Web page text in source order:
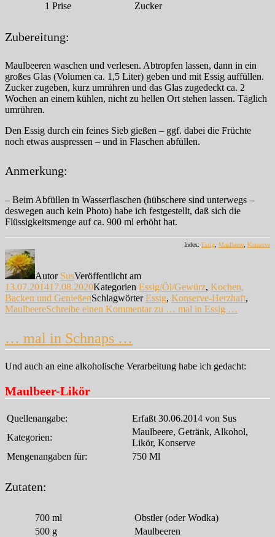
1 Prise Zucker
Zubereitung:
Maulbeeren waschen und verlesen. Abtropfen lassen, dann in ein
großes Glas (Volumen ca. 1,5 Liter) geben und mit Essig auffüllen.
Zucker zugeben, kurz umrühren und das Glas zugedeckt ca. 2
Wochen an einem kühlen, nicht zu hellen Ort stehen lassen. Täglich
umrühren.
Den Essig durch ein feines Sieb gießen – ggf. dabei die Früchte
noch etwas auspressen – und in Flaschen abfüllen.
Anmerkung:
– Beim Abfüllen in Wasserflaschen (hübschere sind unterwegs –
deswegen auch kein Photo) habe ich festgestellt, daß sich die
Flüssigkeitsmenge auf ca. 900 ml erhöht hat.
Index: Essig Maulbeere Konserve
Autor SusVeröffentlicht am
13.07.201417.08.2020Kategorien Essig/Öl/Gewürz, Kochen,
Backen und GenießenSchlagwörterEssig, Konserve-Herzhaft,
MaulbeereSchreibe einen Kommentarzu … mal in Essig …
… mal in Schnaps …
Und auch an eine alkoholische Verarbeitung habe ich gedacht:
Maulbeer-Likör
Quellenangabe:
Erfaßt 30.06.2014 von Sus
Kategorien:
Maulbeere, Getränk, Alkohol,
Likör, Konserve
Mengenangaben für:
750 Ml
Zutaten:
700 ml
Obstler (oder Wodka)
500 g
Maulbeeren